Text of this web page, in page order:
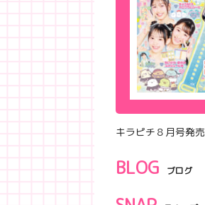
キラピチ８月号発売
BLOG ブログ